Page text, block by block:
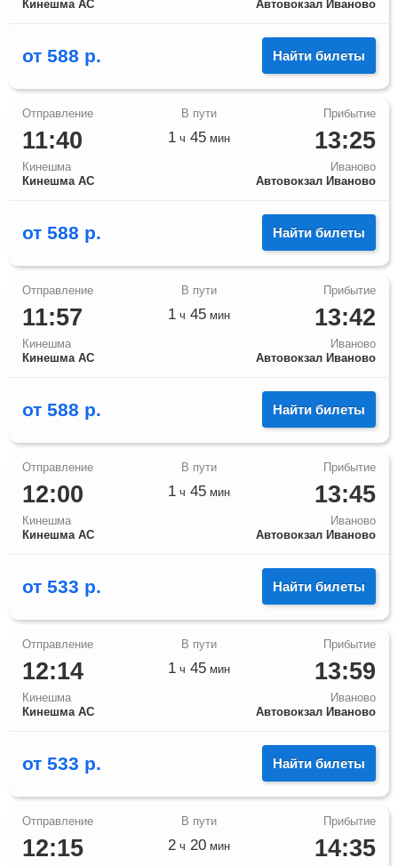
Кинешма АС
Автовокзал Иваново
от 588 р. Найти билеты
11:40
Кинешма
Кинешма АС
13:25
Иваново
Автовокзал Иваново
1 ч 45 мин
от 588 р. Найти билеты
11:57
Кинешма
Кинешма АС
13:42
Иваново
Автовокзал Иваново
1 ч 45 мин
от 588 р. Найти билеты
12:00
Кинешма
Кинешма АС
13:45
Иваново
Автовокзал Иваново
1 ч 45 мин
от 533 р. Найти билеты
12:14
Кинешма
Кинешма АС
13:59
Иваново
Автовокзал Иваново
1 ч 45 мин
от 533 р. Найти билеты
12:15 14:35
2 ч 20 мин